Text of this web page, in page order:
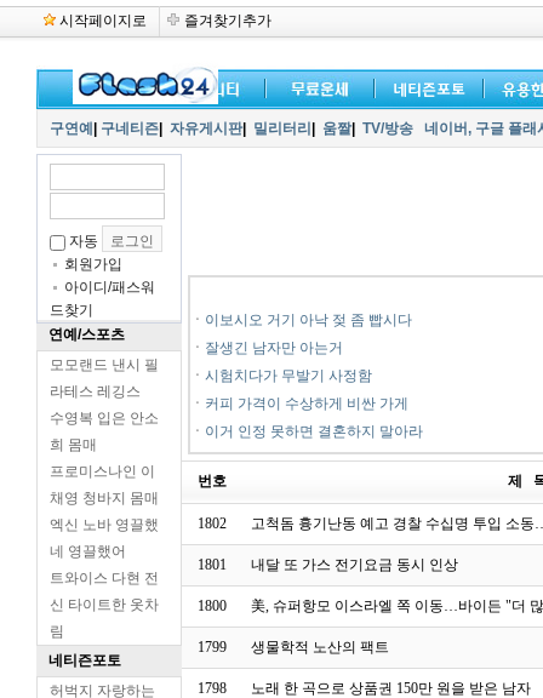
시작페이지로 즐겨찾기추가
구연예 구네티즌 자유게시판| 밀리터리 움짤| TV/방송 네이버, 구글 플
자동
회원가입
아이디/패스워
드찾기
연예/스포츠
모모랜드 낸시 필
라테스 레깅스
수영복 입은 안소
희 몸매
프로미스나인 이
채영 청바지 몸매
엑신 노바 영끌했
네 영끌했어
트와이스 다현 전
신 타이트한 옷차
림
네티즌포토
허벅지 자랑하는
ㆍ 이보시오 거기 아낙 젖 좀 빱시다
ㆍ 잘생긴 남자만 아는거
ㆍ 시험치다가 무발기 사정함
ㆍ 커피 가격이 수상하게 비싼 가게
ㆍ 이거 인정 못하면 결혼하지 말아라
번호 제
1802 고척돔 흉기난동 예고 경찰 수십명 투입 소
1801 내달 또 가스 전기요금 동시 인상
1800 美, 슈퍼항모 이스라엘 쪽 이동…바이든 "더
1799 생물학적 노산의 팩트
1798 노래 한 곡으로 상품권 150만 원을 받은 남자